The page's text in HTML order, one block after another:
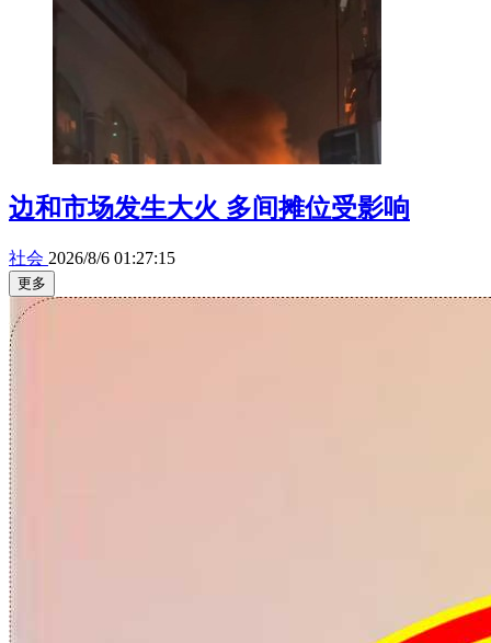
边和市场发生大火 多间摊位受影响
社会 2026/8/6 01:27:15
更多